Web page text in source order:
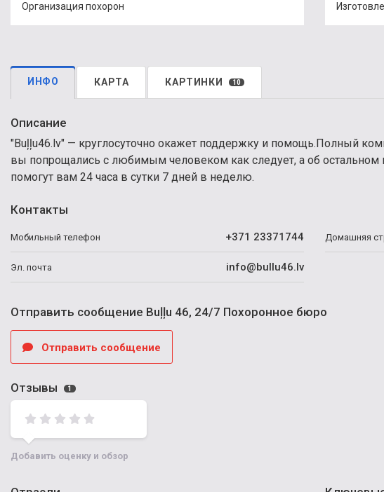
Организация похорон
ИНФО КАРТА КАРТИНКИ 10
Описание
"Buļļu46.lv" — круглосуточно окажет поддержку и помощь.Полный
вы попрощались с любимым человеком как следует, а об
помогут вам 24 часа в сутки 7 дней в неделю.
Контакты
Мобильный телефон +371 23371744
Эл. почта info@bullu46.lv
Домашняя
Отправить сообщение Buļļu 46, 24/7 Похоронное бюро
Отправить сообщение
Отзывы 1
Добавить оценку и обзор